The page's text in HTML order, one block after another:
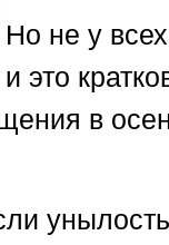
Но не у
и это
в